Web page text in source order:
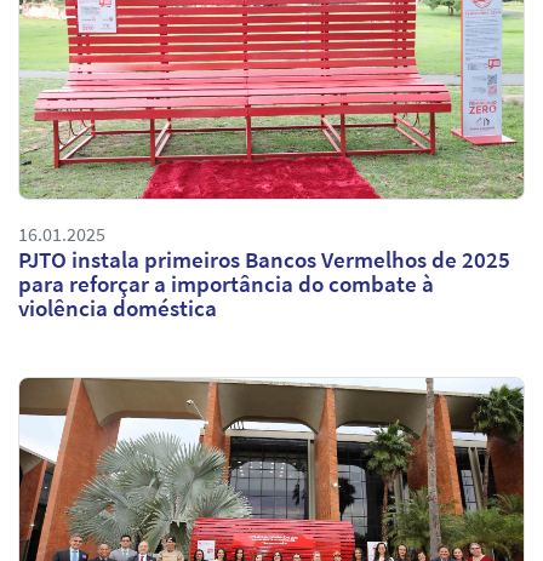
16.01.2025
PJTO instala primeiros Bancos Vermelhos de 2025
para reforçar a importância do combate à
violência doméstica